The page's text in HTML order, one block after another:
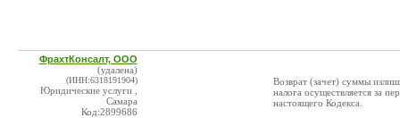
ФрахтКонсалт, ООО
(удалена)
(ИНН:6318191904)
Юридические услуги ,
Самара
Код:2899686
Возврат (зачет) суммы
налога осуществляется за
настоящего Кодекса.